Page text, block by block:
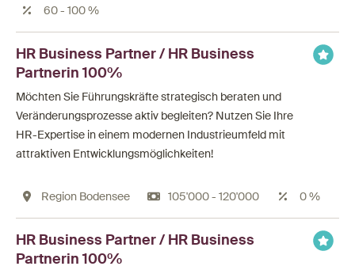
60 - 100 %
HR Business Partner / HR Business
Partnerin 100%
Möchten Sie Führungskräfte strategisch beraten und
Veränderungsprozesse aktiv begleiten? Nutzen Sie Ihre
HR-Expertise in einem modernen Industrieumfeld mit
attraktiven Entwicklungsmöglichkeiten!
Region Bodensee 105'000 - 120'000 0 %
HR Business Partner / HR Business
Partnerin 100%